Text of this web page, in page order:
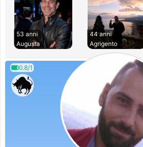
53 anni
Augusta
44 anni
Agrigento
0.8/1